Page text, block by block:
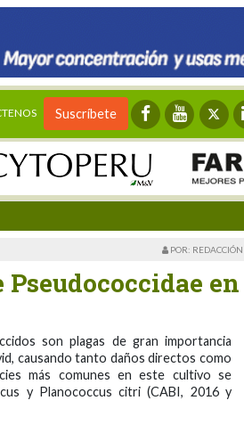
Suscríbete
POR: REDACCIÓN
en
son plagas de gran importancia
causando tanto daños directos como
más comunes en este cultivo se
y Planococcus citri (CABI, 2016 y